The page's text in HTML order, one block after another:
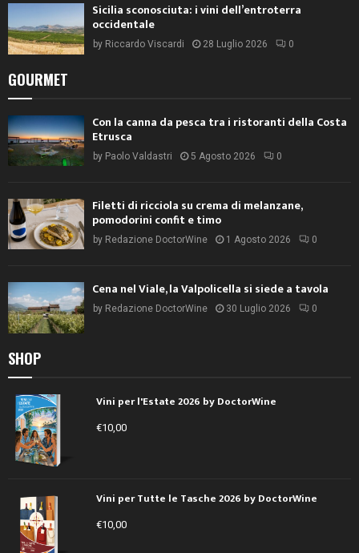
Sicilia sconosciuta: i vini dell’entroterra
occidentale
by Riccardo Viscardi 28 Luglio 2026 0
GOURMET
Con la canna da pesca tra i ristoranti della Costa
Etrusca
by Paolo Valdastri 5 Agosto 2026 0
Filetti di ricciola su crema di melanzane,
pomodorini confit e timo
by Redazione DoctorWine 1 Agosto 2026 0
Cena nel Viale, la Valpolicella si siede a tavola
by Redazione DoctorWine 30 Luglio 2026 0
SHOP
Vini per l'Estate 2026 by DoctorWine
€10,00
Vini per Tutte le Tasche 2026 by DoctorWine
€10,00